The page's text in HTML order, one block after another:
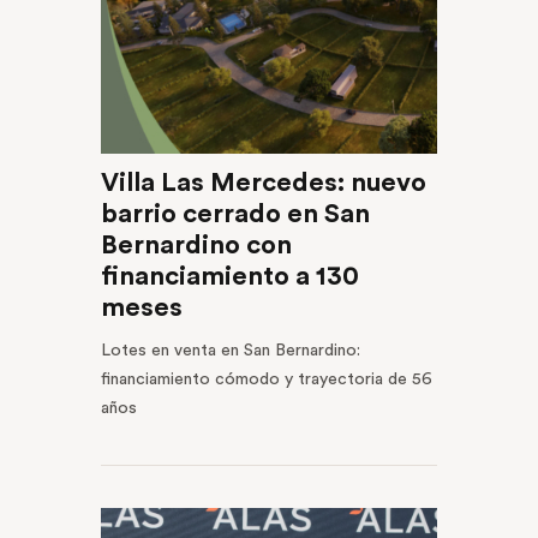
Villa Las Mercedes: nuevo
barrio cerrado en San
Bernardino con
financiamiento a 130
meses
Lotes en venta en San Bernardino:
financiamiento cómodo y trayectoria de 56
años